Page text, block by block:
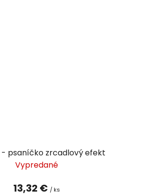
- psaníčko zrcadlový efekt
Vypredané
13,32 € / ks